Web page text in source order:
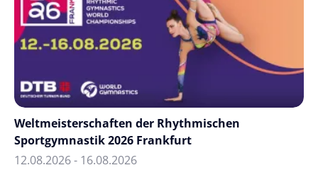
Weltmeisterschaften der Rhythmischen
Sportgymnastik 2026 Frankfurt
12.08.2026 - 16.08.2026